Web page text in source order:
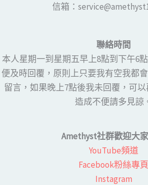
信箱：
聯絡時間
本人星期一到星期五早上8點到下午6
便及時回覆，原則上只要我有空我都
留言，如果晚上7點後我未回覆，可以
造成不便請多見諒
Amethyst社群歡迎大
YouTube頻道
Facebook粉絲專頁​
Instagram